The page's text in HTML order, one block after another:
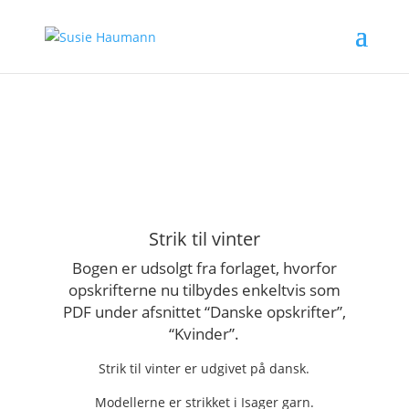
Strik til vinter
Bogen er udsolgt fra forlaget, hvorfor
opskrifterne nu tilbydes enkeltvis som
PDF under afsnittet “Danske opskrifter”,
“Kvinder”.
Strik til vinter er udgivet på dansk.
Modellerne er strikket i Isager garn.